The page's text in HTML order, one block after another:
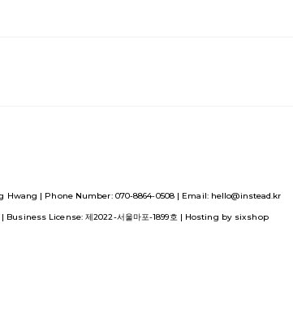
| Phone Number: 070-8864-0508 | Email: hello@instead.kr
Business License:제2022-서울마포-1899호 | Hosting by sixshop